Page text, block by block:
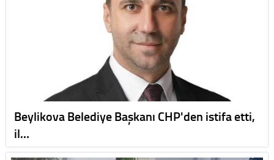
Beylikova Belediye Başkanı CHP'den istifa etti,
il…